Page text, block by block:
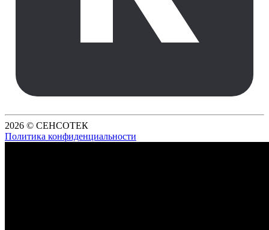
2026 © СЕНСОТЕК
Политика конфиденциальности